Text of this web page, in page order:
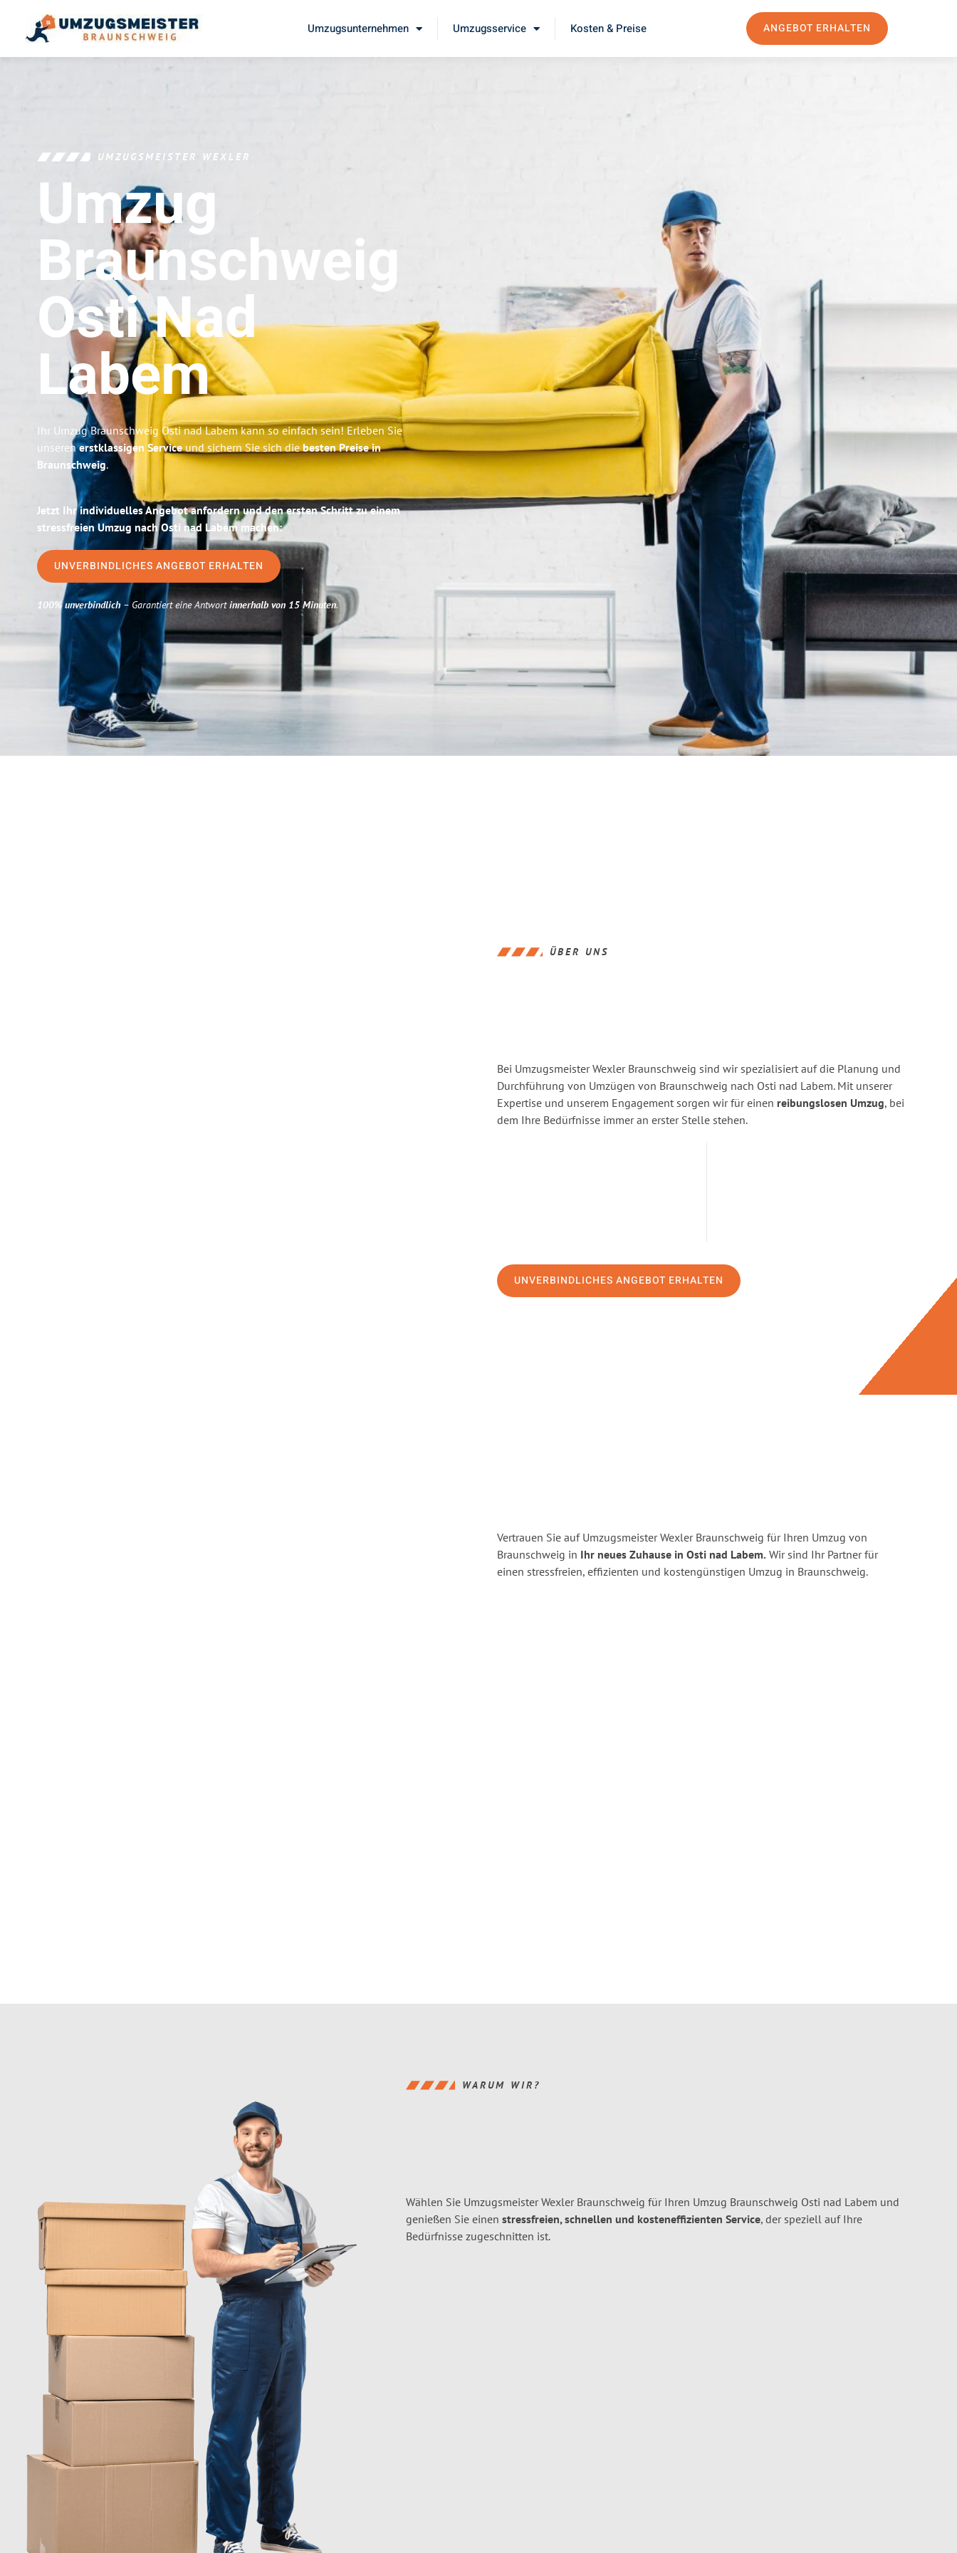
Umzugsunternehmen Umzugsservice Kosten & Preise ANGEBOT ERHALTEN
UMZUGSMEISTER WEXLER
Umzug
Braunschweig
Osti Nad
Labem
Ihr Umzug Braunschweig Osti nad Labem kann so einfach sein! Erleben Sie
unserenerstklassigen Serviceund sichern Sie sich diebesten Preise in
Braunschweig.
Jetzt Ihr individuelles Angebot anfordern und den ersten Schritt zu einem
stressfreien Umzug nach Osti nad Labem machen:
UNVERBINDLICHES ANGEBOT ERHALTEN
100% unverbindlich– Garantiert eine Antwortinnerhalb von 15 Minuten.
ÜBER UNS
Bei Umzugsmeister Wexler Braunschweig sind wir spezialisiert auf die Planung und
Durchführung von Umzügen von Braunschweig nach Osti nad Labem. Mit unserer
Expertise und unserem Engagement sorgen wir für einen reibungslosen Umzug, bei
dem Ihre Bedürfnisse immer an erster Stelle stehen.
UNVERBINDLICHES ANGEBOT ERHALTEN
Vertrauen Sie auf Umzugsmeister Wexler Braunschweig für Ihren Umzug von
Braunschweig in Ihr neues Zuhause in Osti nad Labem. Wir sind Ihr Partner für
einen stressfreien, effizienten und kostengünstigen Umzug in Braunschweig.
WARUM WIR?
Wählen Sie Umzugsmeister Wexler Braunschweig für Ihren Umzug Braunschweig Osti nad Labem und
genießen Sie einen stressfreien, schnellen und kosteneffizienten Service, der speziell auf Ihre
Bedürfnisse zugeschnitten ist.